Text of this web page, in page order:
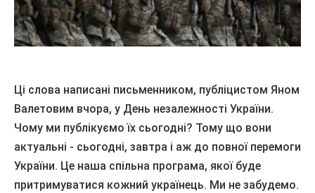
Ці слова написані письменником, публіцистом Яном
Валетовим вчора, у День незалежності України.
Чому ми публікуємо їх сьогодні? Тому що вони
актуальні - сьогодні, завтра і аж до повної перемоги
України. Це наша спільна програма, якої буде
притримуватися кожний українець. Ми не забудемо.